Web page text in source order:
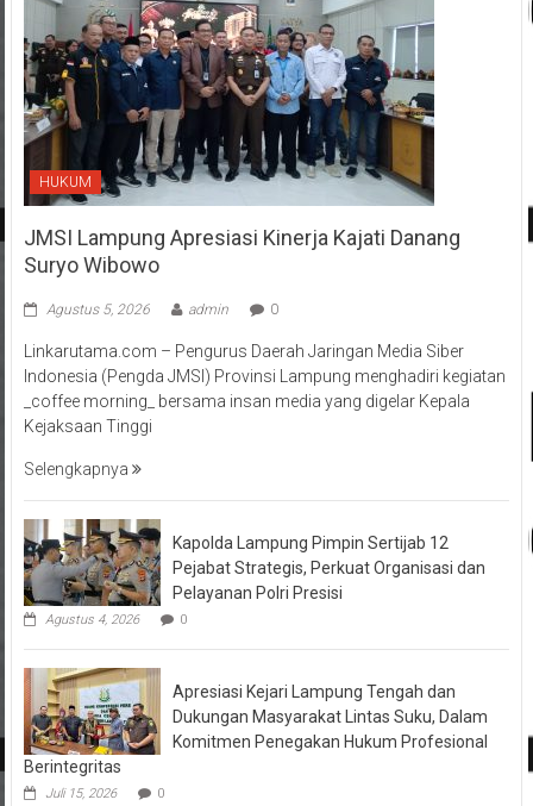
HUKUM
JMSI Lampung Apresiasi Kinerja Kajati Danang
Suryo Wibowo
Agustus 5, 2026 admin 0
Linkarutama.com – Pengurus Daerah Jaringan Media Siber
Indonesia (Pengda JMSI) Provinsi Lampung menghadiri kegiatan
_coffee morning_ bersama insan media yang digelar Kepala
Kejaksaan Tinggi
Selengkapnya
Kapolda Lampung Pimpin Sertijab 12
Pejabat Strategis, Perkuat Organisasi dan
Pelayanan Polri Presisi
Agustus 4, 2026 0
Apresiasi Kejari Lampung Tengah dan
Dukungan Masyarakat Lintas Suku, Dalam
Komitmen Penegakan Hukum Profesional
Berintegritas
Juli 15, 2026 0